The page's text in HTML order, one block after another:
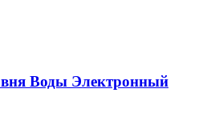
Воды Электронный